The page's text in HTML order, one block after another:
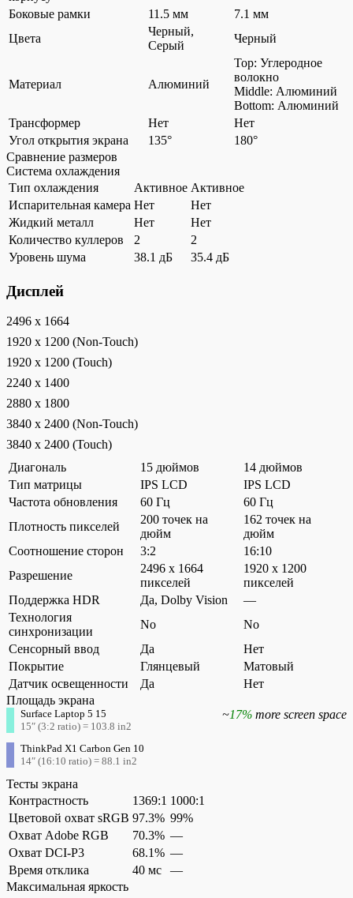
Боковые рамки
11.5 мм
7.1 мм
Цвета
Черный,
Серый
Черный
Материал Алюминий
Top: Углеродное
волокно
Middle: Алюминий
Bottom: Алюминий
Трансформер
Нет
Нет
Угол открытия экрана
135°
180°
Сравнение размеров
Система охлаждения
Тип охлаждения
Активное Активное
Испарительная камера Нет
Нет
Жидкий металл
Нет
Нет
Количество куллеров
2
2
Уровень шума
38.1 дБ 35.4 дБ
Дисплей
2496 x 1664
1920 x 1200 (Non-Touch)
1920 x 1200 (Touch)
2240 x 1400
2880 x 1800
3840 x 2400 (Non-Touch)
3840 x 2400 (Touch)
Диагональ
15 дюймов
14 дюймов
Тип матрицы
IPS LCD
IPS LCD
Частота обновления
60 Гц
60 Гц
Плотность пикселей
200 точек на
дюйм
162 точек на
дюйм
Соотношение сторон
3:2
16:10
Разрешение
2496 x 1664
пикселей
1920 x 1200
пикселей
Поддержка HDR
Да, Dolby Vision
—
Технология
синхронизации
No
No
Сенсорный ввод
Да
Нет
Покрытие
Глянцевый
Матовый
Датчик освещенности
Да
Нет
Площадь экрана
Surface Laptop 5 15
15″ (3:2 ratio) = 103.8 in2
ThinkPad X1 Carbon Gen 10
14″ (16:10 ratio) = 88.1 in2
~17% more screen space
Тесты экрана
Контрастность
1369:1 1000:1
Цветовой охват sRGB 97.3% 99%
Охват Adobe RGB
70.3% —
Охват DCI-P3
68.1% —
Время отклика
40 мс
—
Максимальная яркость